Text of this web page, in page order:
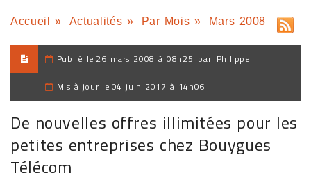
Accueil » Actualités » Par Mois » Mars 2008
Publié le 26 mars 2008 à 08h25 par Philippe
Mis à jour le 04 juin 2017 à 14h06
De nouvelles offres illimitées pour les
petites entreprises chez Bouygues
Télécom